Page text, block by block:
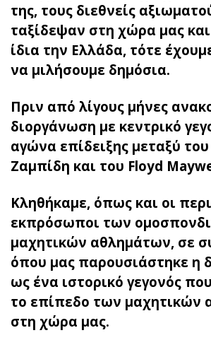
της, τους διεθνείς
ταξίδεψαν στη χώρα μας
ίδια την Ελλάδα, τότε
να μιλήσουμε δημόσια.
Πριν από λίγους μήνες
διοργάνωση με κεντρικό
αγώνα επίδειξης μεταξύ
Ζαμπίδη και του Floyd
Κληθήκαμε, όπως και οι
εκπρόσωποι των
μαχητικών αθλημάτων, σε
όπου μας παρουσιάστηκε η
ως ένα ιστορικό γεγονός
το επίπεδο των μαχητικών
στη χώρα μας.